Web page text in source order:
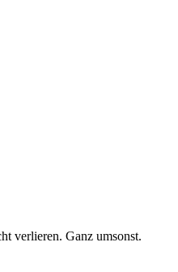
verlieren. Ganz umsonst.